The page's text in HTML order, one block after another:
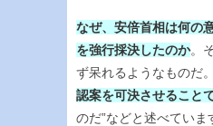
なぜ、安倍首相は何の
を強行採決したのか。
ず呆れるようなものだ
認案を可決させること
のだ”などと述べてい